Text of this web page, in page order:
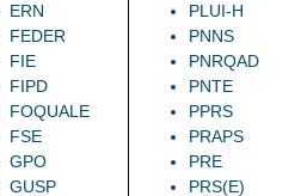
ERN
FEDER
FIE
FIPD
FOQUALE
FSE
GPO
GUSP
PLUI-H
PNNS
PNRQAD
PNTE
PPRS
PRAPS
PRE
PRS(E)